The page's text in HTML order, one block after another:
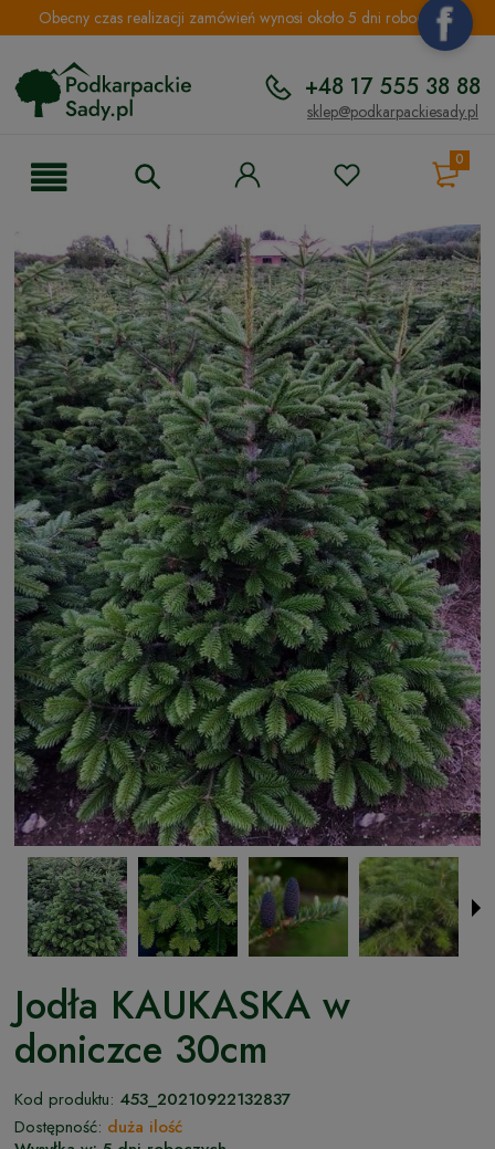
Obecny czas realizacji zamówień wynosi około 5 dni roboczych.
+48 17 555 38 88
sklep@podkarpackiesady.pl
0
Jodła KAUKASKA w
doniczce 30cm
Kod produktu: 453_20210922132837
Dostępność: duża ilość